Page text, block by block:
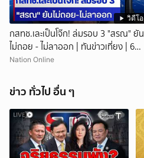
วิดีโอ
กสทช.เละเป็นโจ๊ก! ล่มรอบ 3 "สรณ" ยัน
ไม่ถอย - ไม่ลาออก | ทันข่าวเที่ยง | 6
ส.ค. 69 | NationTV22
Nation Online
ข่าว ทั่วไป อื่น ๆ